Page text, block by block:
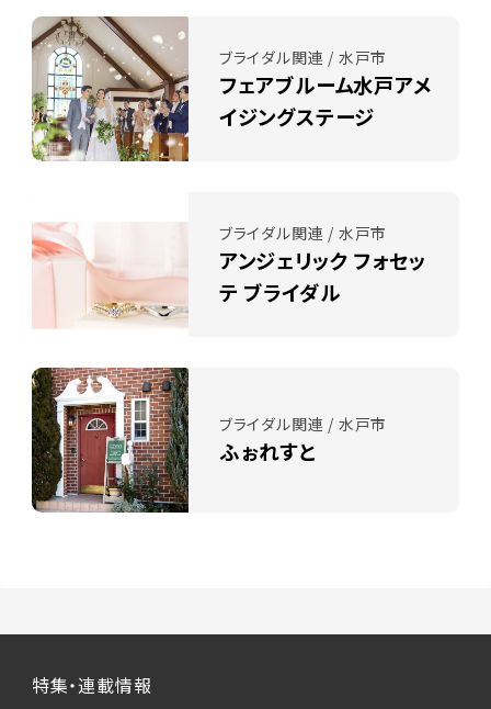
ブライダル関連 / 水戸市
フェアブルーム水戸アメ
イジングステージ
ブライダル関連 / 水戸市
アンジェリック フォセッ
テ ブライダル
ブライダル関連 / 水戸市
ふぉれすと
特集・連載情報